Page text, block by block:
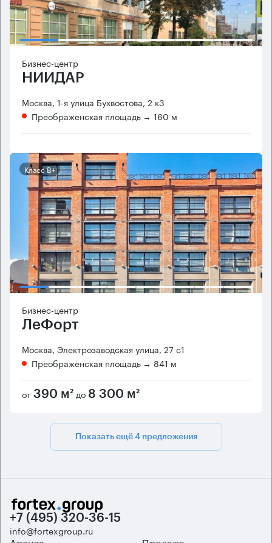
Бизнес-центр
НИИДАР
Москва, 1-я улица Бухвостова, 2 к3
Преображенская площадь → 160 м
Класс B+
Бизнес-центр
ЛеФорт
Москва, Электрозаводская улица, 27 с1
Преображенская площадь → 841 м
от 390 м² до 8 300 м²
Показать ещё 4 предложения
+7 (495) 320-36-15
info@fortexgroup.ru